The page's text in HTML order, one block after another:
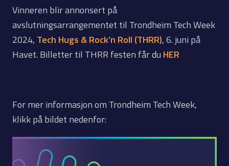
Vinneren blir annonsert på
avslutningsarrangementet til Trondheim Tech Week
2024, Tech Hugs & Rock’n Roll (THRR), 6. juni på
Havet. Billetter til THRR festen får du HER
For mer informasjon om Trondheim Tech Week,
klikk på bildet nedenfor: